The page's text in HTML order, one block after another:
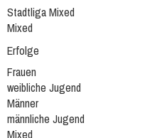
Stadtliga Mixed
Mixed
Erfolge
Frauen
weibliche Jugend
Männer
männliche Jugend
Mixed